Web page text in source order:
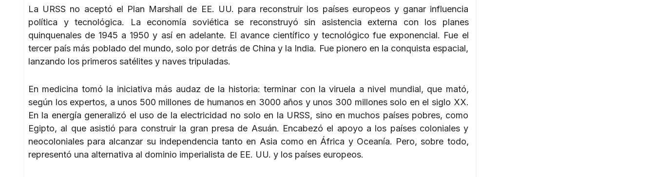
La URSS no aceptó el Plan Marshall de EE. UU. para reconstruir los países europeos y ganar influencia
política y tecnológica. La economía soviética se reconstruyó sin asistencia externa con los planes
quinquenales de 1945 a 1950 y así en adelante. El avance científico y tecnológico fue exponencial. Fue el
tercer país más poblado del mundo, solo por detrás de China y la India. Fue pionero en la conquista espacial,
lanzando los primeros satélites y naves tripuladas.
En medicina tomó la iniciativa más audaz de la historia: terminar con la viruela a nivel mundial, que mató,
según los expertos, a unos 500 millones de humanos en 3000 años y unos 300 millones solo en el siglo XX.
En la energía generalizó el uso de la electricidad no solo en la URSS, sino en muchos países pobres, como
Egipto, al que asistió para construir la gran presa de Asuán. Encabezó el apoyo a los países coloniales y
neocoloniales para alcanzar su independencia tanto en Asia como en África y Oceanía. Pero, sobre todo,
representó una alternativa al dominio imperialista de EE. UU. y los países europeos.